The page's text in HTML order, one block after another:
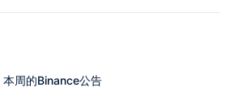
本周的Binance公告